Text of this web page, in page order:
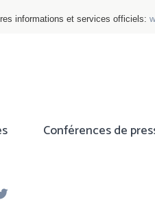
informations et services officiels:
Conférences de